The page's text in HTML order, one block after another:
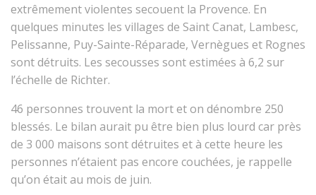
extrêmement violentes secouent la Provence. En
quelques minutes les villages de Saint Canat, Lambesc,
Pelissanne, Puy-Sainte-Réparade, Vernègues et Rognes
sont détruits. Les secousses sont estimées à 6,2 sur
l’échelle de Richter.
46 personnes trouvent la mort et on dénombre 250
blessés. Le bilan aurait pu être bien plus lourd car près
de 3 000 maisons sont détruites et à cette heure les
personnes n’étaient pas encore couchées, je rappelle
qu’on était au mois de juin.